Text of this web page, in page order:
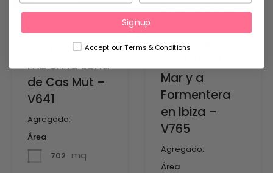
Parcela en
venta de 702
m2 en la zona
de Cas Mut –
V641
Agregado:
Área
702 mq
Amplia Finca
Vistas al
Mar y a
Formentera
en Ibiza –
V765
Agregado:
Área
Signup
Accept our Terms & Conditions